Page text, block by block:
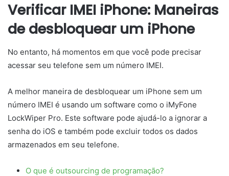
Verificar IMEI iPhone: Maneiras
de desbloquear um iPhone
No entanto, há momentos em que você pode precisar
acessar seu telefone sem um número IMEI.
A melhor maneira de desbloquear um iPhone sem um
número IMEI é usando um software como o iMyFone
LockWiper Pro. Este software pode ajudá-lo a ignorar a
senha do iOS e também pode excluir todos os dados
armazenados em seu telefone.
O que é outsourcing de programação?